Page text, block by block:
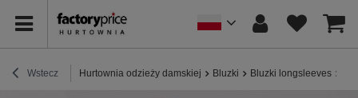
Wstecz Hurtownia odzieży damskiej Bluzki Bluzki longsleeves